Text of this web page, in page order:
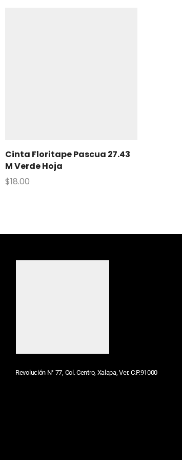
Cinta Floritape Pascua 27.43
M Verde Hoja
$18.00
Revolución N° 77, Col. Centro, Xalapa, Ver. C.P.91000